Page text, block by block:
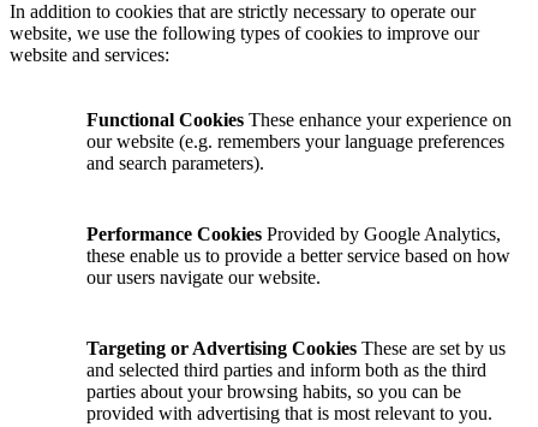
In addition to cookies that are strictly necessary to operate our
website, we use the following types of cookies to improve our
website and services:
Functional Cookies These enhance your experience on
our website (e.g. remembers your language preferences
and search parameters).
Performance Cookies Provided by Google Analytics,
these enable us to provide a better service based on how
our users navigate our website.
Targeting or Advertising Cookies These are set by us
and selected third parties and inform both as the third
parties about your browsing habits, so you can be
provided with advertising that is most relevant to you.